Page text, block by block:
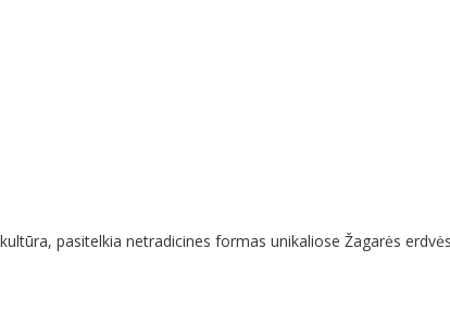
pasitelkia netradicines formas unikaliose Žagarės